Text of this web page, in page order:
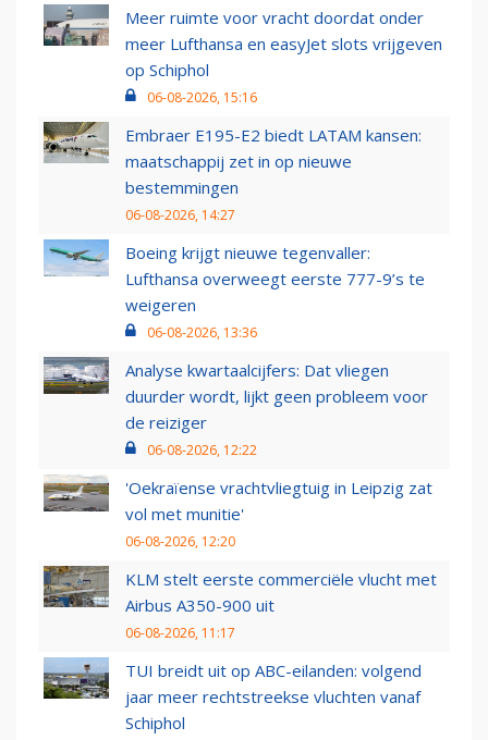
Meer ruimte voor vracht doordat onder
meer Lufthansa en easyJet slots vrijgeven
op Schiphol
06-08-2026, 15:16
Embraer E195-E2 biedt LATAM kansen:
maatschappij zet in op nieuwe
bestemmingen
06-08-2026, 14:27
Boeing krijgt nieuwe tegenvaller:
Lufthansa overweegt eerste 777-9’s te
weigeren
06-08-2026, 13:36
Analyse kwartaalcijfers: Dat vliegen
duurder wordt, lijkt geen probleem voor
de reiziger
06-08-2026, 12:22
'Oekraïense vrachtvliegtuig in Leipzig zat
vol met munitie'
06-08-2026, 12:20
KLM stelt eerste commerciële vlucht met
Airbus A350-900 uit
06-08-2026, 11:17
TUI breidt uit op ABC-eilanden: volgend
jaar meer rechtstreekse vluchten vanaf
Schiphol